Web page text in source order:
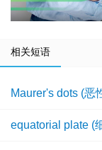
相关短语
Maurer's dots (恶
equatorial plate (